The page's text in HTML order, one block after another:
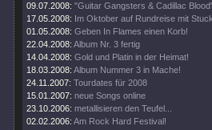
09.07.2008: "Guitar Gangsters & Cadillac
17.05.2008: Im Oktober auf Rundreise mit
01.05.2008: Geben In Flames einen Korb!
22.04.2008: Album Nr. 3 fertig
14.04.2008: Gold und Platin in der Heimat!
18.03.2008: Album Nummer 3 in Mache!
24.11.2007: Tourdates für 2008
15.01.2007: neue Songs online
23.10.2006: metallisieren den Teufel...
02.02.2006: Am Rock Hard Festival!